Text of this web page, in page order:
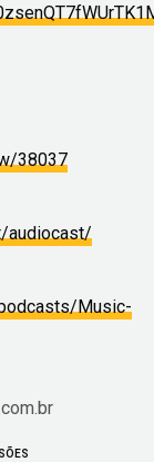
38037
audiocast/
Music-